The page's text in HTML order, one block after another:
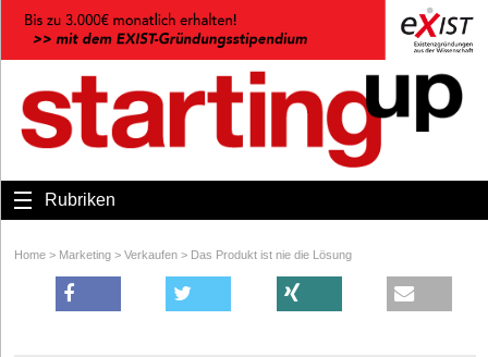
Rubriken
Home > Marketing > Verkaufen > Das Produkt ist nie die Lösung